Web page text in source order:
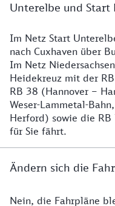
Unterelbe und Start
Details
Im Netz Start
nach Cuxhaven über
Im Netz
Heidekreuz mit der
RB 38 (Hannover –
Weser-Lammetal-
Herford) sowie die
für Sie fährt.
Ändern sich die
Details zu den
Nein, die Fahrpläne